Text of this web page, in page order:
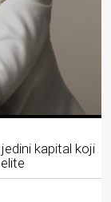
kapital koji